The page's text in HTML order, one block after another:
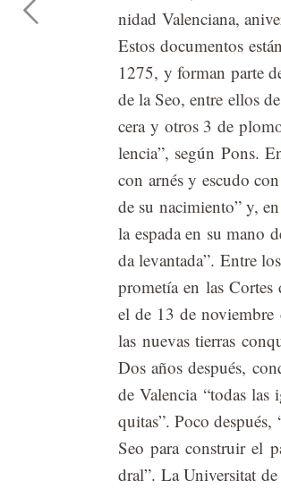
ni­dad Va­len­cia­na,
Es­tos do­cu­men­tos
1275, y for­man par­te
de la Seo, en­tre ellos
cera y otros 3 de
len­cia”, se­gún Pons.
con ar­nés y es­cu­do
de su na­ci­mien­to” y,
la es­pa­da en su mano
da le­van­ta­da”. En­tre
pro­me­tía en las
el de 13 de no­viem­bre
las nue­vas tie­rras
Dos años des­pués,
de Va­len­cia “to­das
qui­tas”. Poco des­pués,
Seo para cons­truir el
dral”. La Uni­ver­si­tat